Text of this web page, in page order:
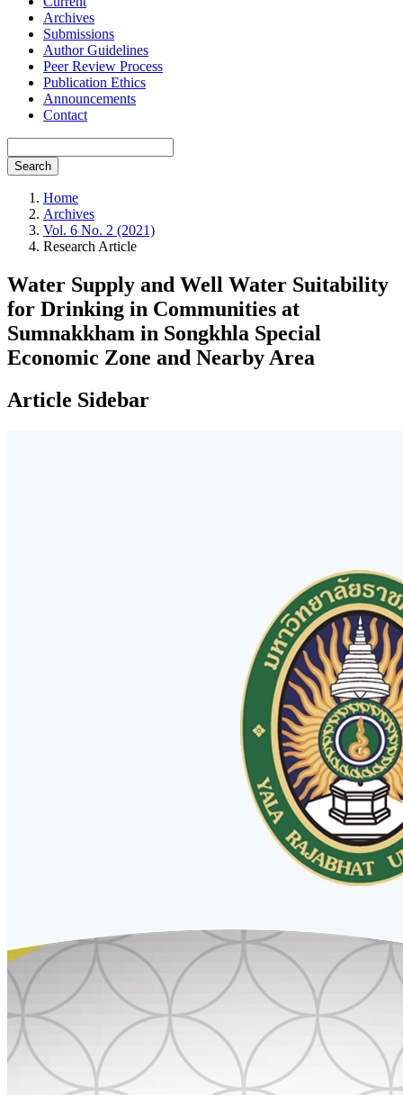
Archives
Submissions
Author Guidelines
Peer Review Process
Publication Ethics
Announcements
Contact
Search
Home
Archives
Vol. 6 No. 2 (2021)
Research Article
Water Supply and Well Water Suitability
for Drinking in Communities at
Sumnakkham in Songkhla Special
Economic Zone and Nearby Area
Article Sidebar